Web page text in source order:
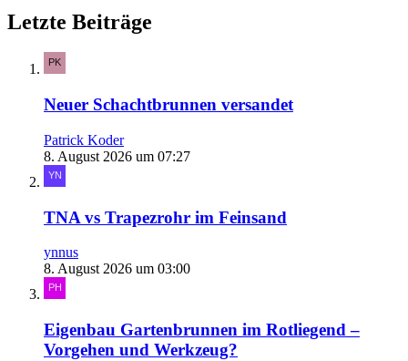
Letzte Beiträge
Neuer Schachtbrunnen versandet
Patrick Koder
8. August 2026 um 07:27
TNA vs Trapezrohr im Feinsand
ynnus
8. August 2026 um 03:00
Eigenbau Gartenbrunnen im Rotliegend –
Vorgehen und Werkzeug?